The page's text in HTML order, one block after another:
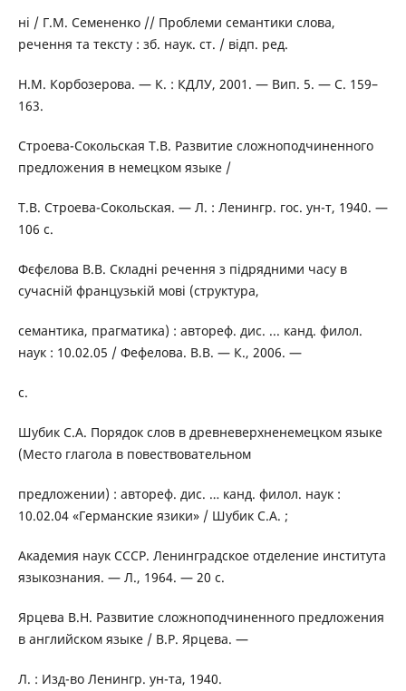
ні / Г.М. Семененко // Проблеми семантики слова,
речення та тексту : зб. наук. ст. / відп. ред.
Н.М. Корбозерова. — К. : КДЛУ, 2001. — Вип. 5. — С. 159–
163.
Строева-Сокольская Т.В. Развитие сложноподчиненного
предложения в немецком языке /
Т.В. Строева-Сокольская. — Л. : Ленингр. гос. ун-т, 1940. —
106 с.
Фєфєлова В.В. Складні речення з підрядними часу в
сучасній французькій мові (структура,
семантика, прагматика) : автореф. дис. ... канд. филол.
наук : 10.02.05 / Фефелова. В.В. — К., 2006. —
с.
Шубик С.А. Порядок слов в древневерхненемецком языке
(Место глагола в повествовательном
предложении) : автореф. дис. … канд. филол. наук :
10.02.04 «Германские язики» / Шубик С.А. ;
Академия наук СССР. Ленинградское отделение института
языкознания. — Л., 1964. — 20 с.
Ярцева В.Н. Развитие сложноподчиненного предложения
в английском языке / В.Р. Ярцева. —
Л. : Изд-во Ленингр. ун-та, 1940.